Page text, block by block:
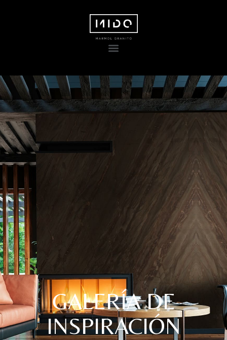
GALERÍA DE
INSPIRACIÓN